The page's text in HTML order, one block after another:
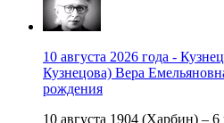
10 августа 2026 года -
Кузнецова) Вера
рождения
10 августа 1904 (Харбин) –